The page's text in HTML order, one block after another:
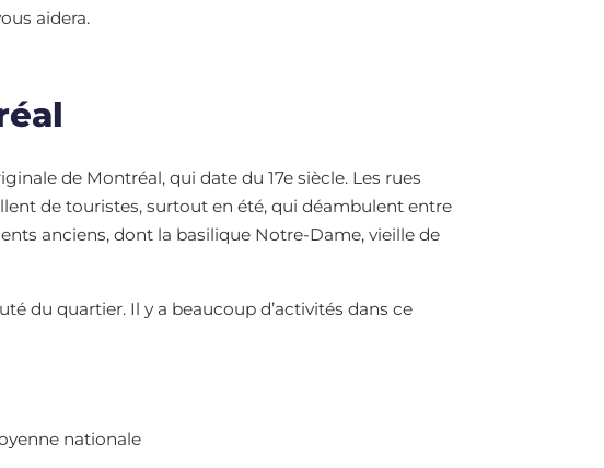
aidera.
de Montréal, qui date du 17e siècle. Les rues
de touristes, surtout en été, qui déambulent entre
anciens, dont la basilique Notre-Dame, vieille de
du quartier. Il y a beaucoup d’activités dans ce
nationale